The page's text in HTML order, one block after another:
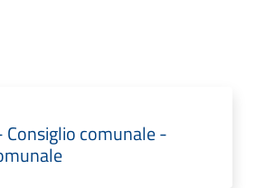
Consiglio comunale -